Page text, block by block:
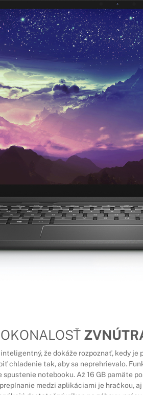
že dokáže rozpoznať, kedy je
chladenie tak, aby sa neprehrievalo.
notebooku. Až 16 GB pamäte
medzi aplikáciami je hračkou,